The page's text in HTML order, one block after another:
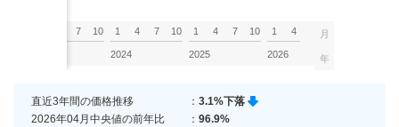
7 10 1 4 7 10
2024
1 4 7 10
2025
1 4
2026
月
年
直近3年間の価格推移 ： 3.1%下落
2026年04月中央値の前年比
： 96.9%